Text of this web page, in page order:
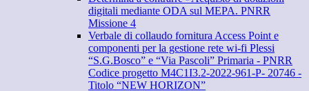
digitali mediante ODA sul MEPA. PNRR
Missione 4
Verbale di collaudo fornitura Access Point e
componenti per la gestione rete wi-fi Plessi
“S.G.Bosco” e “Via Pascoli” Primaria - PNRR
Codice progetto M4C1I3.2-2022-961-P- 20746 -
Titolo “NEW HORIZON”